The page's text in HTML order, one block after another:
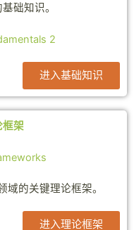
础知识。
进入基础知识
架
的关键理论框架。
进入理论框架